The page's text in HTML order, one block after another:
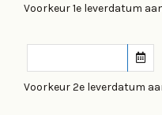
Voorkeur 1e leverdatum
Voorkeur 2e leverdatum